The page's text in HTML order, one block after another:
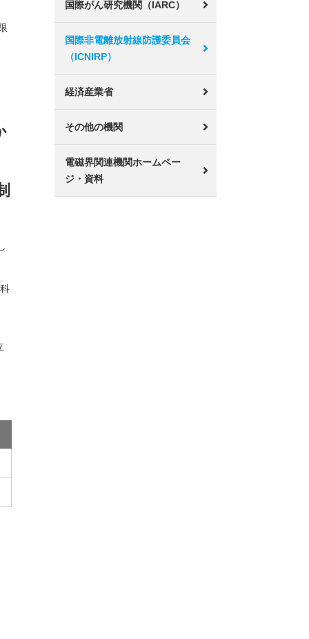
国際がん研究機関（IARC）
国際非電離放射線防護委員会
（ICNIRP）
経済産業省
その他の機関
電磁界関連機関ホームペー
ジ・資料